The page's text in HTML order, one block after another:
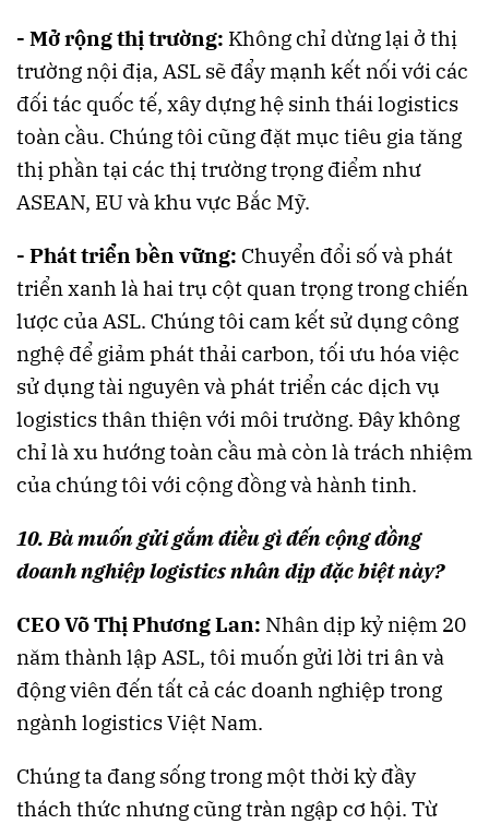
- Mở rộng thị trường: Không chỉ dừng lại ở thị
trường nội địa, ASL sẽ đẩy mạnh kết nối với các
đối tác quốc tế, xây dựng hệ sinh thái logistics
toàn cầu. Chúng tôi cũng đặt mục tiêu gia tăng
thị phần tại các thị trường trọng điểm như
ASEAN, EU và khu vực Bắc Mỹ​​.
- Phát triển bền vững: Chuyển đổi số và phát
triển xanh là hai trụ cột quan trọng trong chiến
lược của ASL. Chúng tôi cam kết sử dụng công
nghệ để giảm phát thải carbon, tối ưu hóa việc
sử dụng tài nguyên và phát triển các dịch vụ
logistics thân thiện với môi trường. Đây không
chỉ là xu hướng toàn cầu mà còn là trách nhiệm
của chúng tôi với cộng đồng và hành tinh​​.
10. Bà muốn gửi gắm điều gì đến cộng đồng
doanh nghiệp logistics nhân dịp đặc biệt này?
CEO Võ Thị Phương Lan: Nhân dịp kỷ niệm 20
năm thành lập ASL, tôi muốn gửi lời tri ân và
động viên đến tất cả các doanh nghiệp trong
ngành logistics Việt Nam.
Chúng ta đang sống trong một thời kỳ đầy
thách thức nhưng cũng tràn ngập cơ hội. Từ